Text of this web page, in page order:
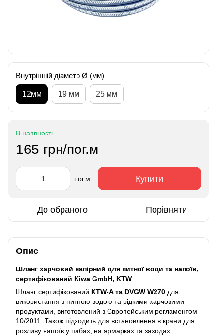
Внутрішній діаметр Ø (мм)
12мм 19 мм 25 мм
В наявності
165 грн/пог.м
пог.м Купити
До обраного Порівняти
Опис
Шланг харчовий напірний для питної води та напоїв,
сертифікований Kiwa GmbH, KTW
Шланг сертифікований KTW-A та DVGW W270 для
використання з питною водою та рідкими харчовими
продуктами, виготовлений з Європейським регламентом
10/2011. Також підходить для встановлення в крани для
розливу напоїв у пабах, на ярмарках та заходах.